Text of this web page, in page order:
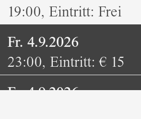
19:00, Eintritt: Frei
Fr. 4.9.2026
23:00, Eintritt:€ 15
Fr. 4.9.2026